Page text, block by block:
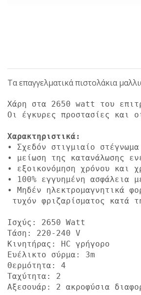
Τα επαγγελματικά πιστολάκια
Οι έγκυρες προστασίες και
Χαρακτηριστικά:
• Σχεδόν στιγμιαίο στέγνωμα
• μείωση της κατανάλωσης
• εξοικονόμηση χρόνου και
•
• Μηδέν ηλεκτρομαγνητικά
τυχόν φριζαρίσματος
Ισχύς: 2650 Watt
Τάση: 220-240 V
Κινητήρας: HC γρήγορο
Ευέλικτο σύρμα: 3m
Θερμότητα: 4
Ταχύτητα: 2
Αξεσουάρ: 2 ακροφύσια